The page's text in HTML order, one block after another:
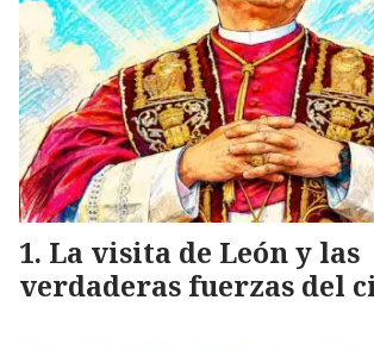
La visita de León y las
verdaderas fuerzas del